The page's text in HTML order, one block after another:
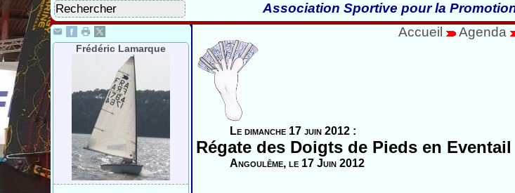
Association Sportive pour la
Frédéric Lamarque
Accueil Agenda
Le dimanche 17 juin 2012 :
Régate des Doigts de Pieds en Eventail
Angoulême, le 17 Juin 2012